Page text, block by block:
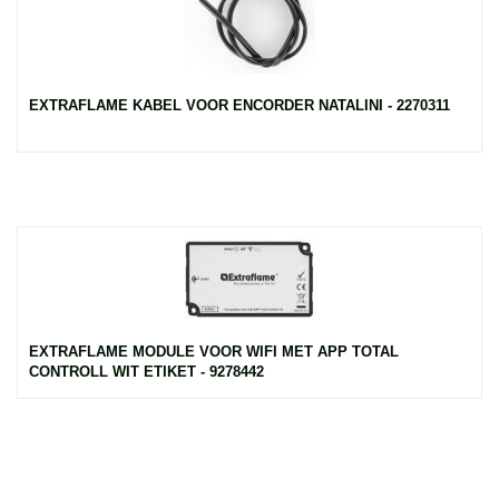
EXTRAFLAME KABEL VOOR ENCORDER NATALINI - 2270311
EXTRAFLAME MODULE VOOR WIFI MET APP TOTAL
CONTROLL WIT ETIKET - 9278442